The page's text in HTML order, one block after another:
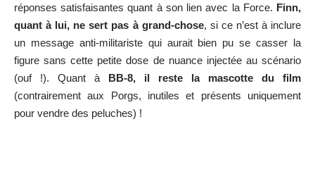
réponses satisfaisantes quant à son lien avec la Force. Finn,
quant à lui, ne sert pas à grand-chose, si ce n’est à inclure
un message anti-militariste qui aurait bien pu se casser la
figure sans cette petite dose de nuance injectée au scénario
(ouf !). Quant à BB-8, il reste la mascotte du film
(contrairement aux Porgs, inutiles et présents uniquement
pour vendre des peluches) !